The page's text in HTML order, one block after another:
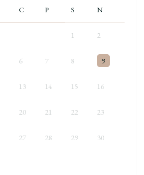
C P S N
1 2
6 7 8 9
13 14 15 16
20 21 22 23
27 28 29 30